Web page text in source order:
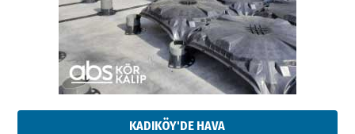
KADIKÖY'DE HAVA